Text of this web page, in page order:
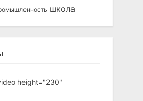
школа
height="230"